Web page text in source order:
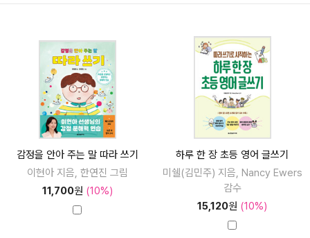
감정을 안아 주는 말 따라 쓰기
이현아 지음, 한연진 그림
11,700원 (10%)
하루 한 장 초등 영어 글쓰기
미쉘(김민주) 지음, Nancy Ewers
감수
15,120원 (10%)